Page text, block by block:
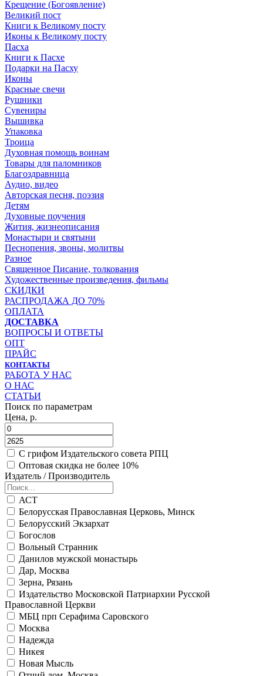
Крещение (Богоявление)
Великий пост
Книги к Великому посту
Иконы к Великому посту
Пасха
Книги к Пасхе
Подарки на Пасху
Иконы
Красные свечи
Рушники
Сувениры
Вышивка
Упаковка
Троица
Духовная помощь воинам
Товары для паломников
Благоздравница
Аудио, видео
Авторская песня, поэзия
Детям
Духовные поучения
Жития, жизнеописания
Монастыри и святыни
Песнопения, звоны, молитвы
Разное
Священное Писание, толкования
Художественные произведения, фильмы
СКИДКИ
РАСПРОДАЖА ДО 70%
ОПЛАТА
ДОСТАВКА
ВОПРОСЫ И ОТВЕТЫ
ОПТ
ПРАЙС
КОНТАКТЫ
РАБОТА У НАС
О НАС
СТАТЬИ
Поиск по параметрам
Цена, р.
С грифом Издательского совета РПЦ
Оптовая скидка не более 10%
Издатель / Производитель
АСТ
Белорусская Православная Церковь, Минск
Белорусский Экзархат
Богослов
Вольный Странник
Данилов мужской монастырь
Дар, Москва
Зерна, Рязань
Издательство Московской Патриархии Русской
Православной Церкви
МБЦ прп Серафима Саровского
Москва
Надежда
Никея
Новая Мысль